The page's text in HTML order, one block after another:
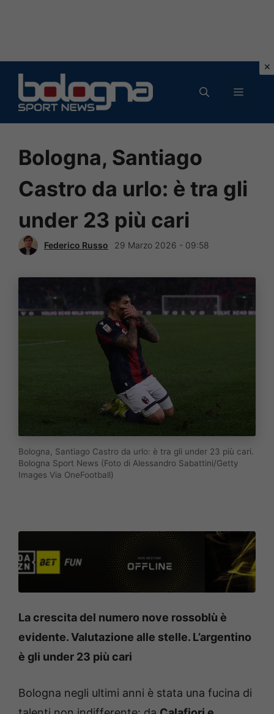
contenuto
MENU
Bologna, Santiago
Castro da urlo: è tra gli
under 23 più cari
Federico Russo 29 Marzo 2026 - 09:58
Bologna, Santiago Castro da urlo: è tra gli under 23 più cari.
Bologna Sport News (Foto di Alessandro Sabattini/Getty
Images Via OneFootball)
La crescita del numero nove rossoblù è
evidente. Valutazione alle stelle. L’argentino
è gli under 23 più cari
Bologna negli ultimi anni è stata una fucina di